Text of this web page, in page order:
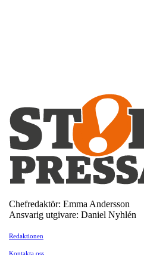
Chefredaktör: Emma Andersson
Ansvarig utgivare: Daniel Nyhlén
Redaktionen
Kontakta oss